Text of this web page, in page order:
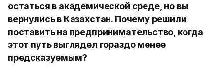
остаться в академической среде, но вы
вернулись в Казахстан. Почему решили
поставить на предпринимательство, когда
этот путь выглядел гораздо менее
предсказуемым?